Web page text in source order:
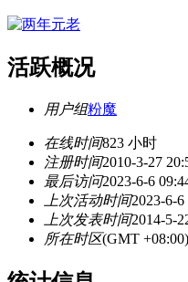
活跃概况
用户组粉魔
在线时间823 小时
注册时间2010-3-27
最后访问2023-6-6
上次活动时间2023-6-6
上次发表时间2014-5-
所在时区(GMT